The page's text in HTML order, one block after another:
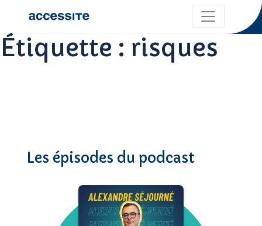
Étiquette : risques
Les épisodes du podcast